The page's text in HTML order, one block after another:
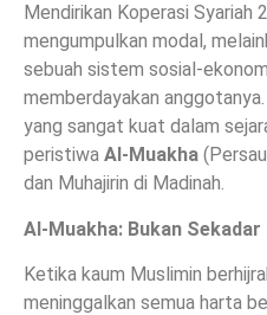
Mendirikan Koperasi Syariah
mengumpulkan modal,
sebuah sistem sosial-
memberdayakan
yang sangat kuat dalam
peristiwa Al-Muakha
dan Muhajirin di Madinah.
Al-Muakha: Bukan
Ketika kaum Muslimin
meninggalkan semua harta